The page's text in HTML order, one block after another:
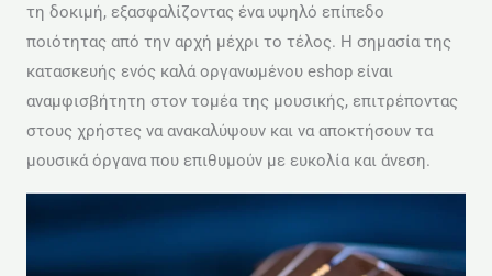
τη δοκιμή, εξασφαλίζοντας ένα υψηλό επίπεδο
ποιότητας από την αρχή μέχρι το τέλος. Η σημασία της
κατασκευής ενός καλά οργανωμένου eshop είναι
αναμφισβήτητη στον τομέα της μουσικής, επιτρέποντας
στους χρήστες να ανακαλύψουν και να αποκτήσουν τα
μουσικά όργανα που επιθυμούν με ευκολία και άνεση.